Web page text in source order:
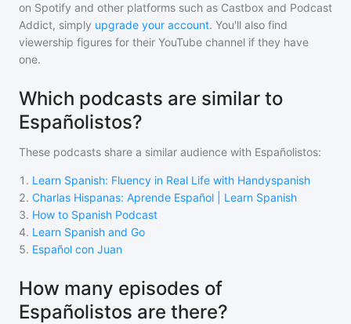
on Spotify and other platforms such as Castbox and Podcast
Addict, simply upgrade your account. You'll also find
viewership figures for their YouTube channel if they have
one.
Which podcasts are similar to
Españolistos?
These podcasts share a similar audience with Españolistos:
1 . Learn Spanish: Fluency in Real Life with Handyspanish
2. Charlas Hispanas: Aprende Español | Learn Spanish
3. How to Spanish Podcast
4. Learn Spanish and Go
5. Español con Juan
How many episodes of
Españolistos are there?